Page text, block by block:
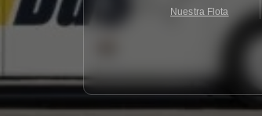
Nuestra Flota